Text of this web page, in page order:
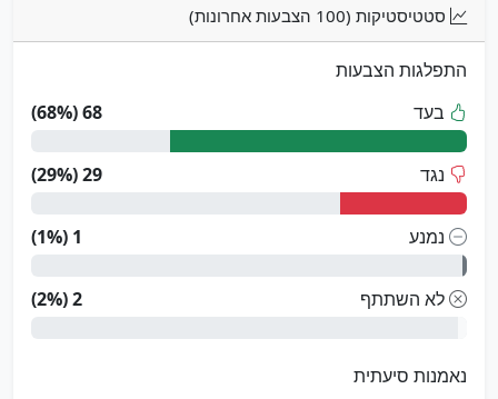
סטטיסטיקות (100 הצבעות אחרונות)
התפלגות הצבעות
בעד
68 (68%)
נגד 29 (29%)
נמנע 1 (1%)
לא השתתף 2 (2%)
נאמנות סיעתית